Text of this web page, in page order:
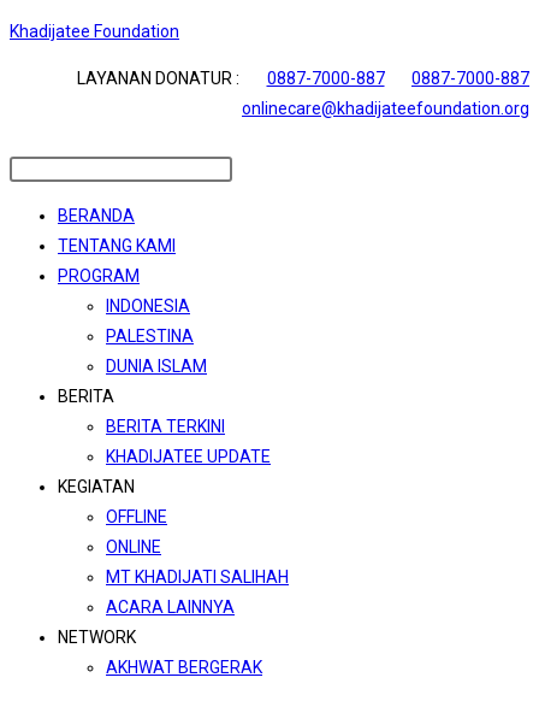
Skip
Khadijatee Foundation
LAYANAN DONATUR : 0887-7000-887
0887-7000-887
onlinecare@khadijateefoundation.org
Menu
BERANDA
TENTANG KAMI
PROGRAM
INDONESIA
PALESTINA
DUNIA ISLAM
BERITA
BERITA TERKINI
KHADIJATEE UPDATE
KEGIATAN
OFFLINE
ONLINE
MT KHADIJATI SALIHAH
ACARA LAINNYA
NETWORK
AKHWAT BERGERAK